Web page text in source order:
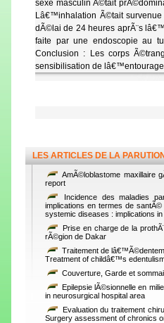
sexe masculin Ã©tait
Lâ€™inhalation Ã©tait
dÃ©lai de 24 heures aprÃ¨s
faite par une endoscopie au
Conclusion : Les corps
sensibilisation de
LES ARTICLES DE LA
AmÃ©loblastome maxillaire
report
Incidence des maladies
implications en termes de
systemic diseases : implications in
Prise en charge de la
rÃ©gion de Dakar
Traitement de
Treatment of childâ€™s
Couverture, Garde et
Epilepsie lÃ©sionnelle en
in neurosurgical hospital area
Evaluation du traitement
Surgery assessment of chronics